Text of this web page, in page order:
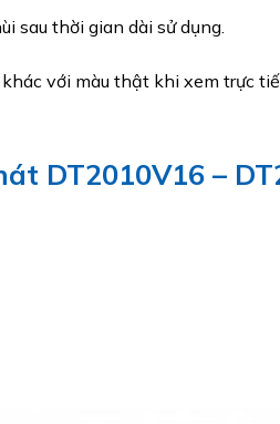
sau thời gian dài sử dụng.
với màu thật khi xem trực
DT2010V16 –